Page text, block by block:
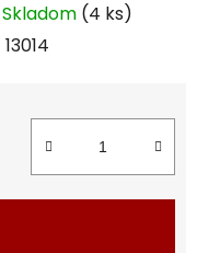
Skladom (4 ks)
13014